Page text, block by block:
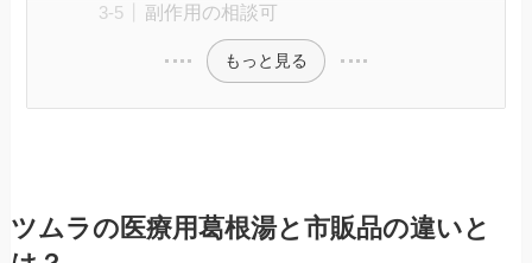
副作用の相談可
もっと見る
ツムラの医療用葛根湯と市販品の違いと